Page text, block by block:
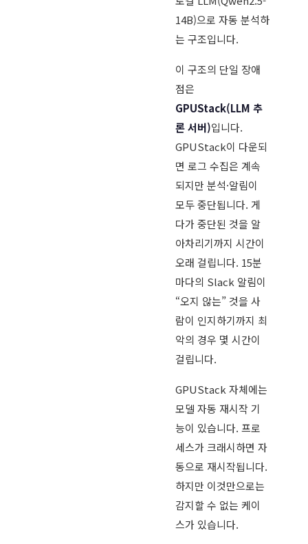
14B)으로 자동 분석하
는 구조입니다.
이 구조의 단일 장애
점은
GPUStack(LLM 추
론 서버)입니다.
GPUStack이 다운되
면 로그 수집은 계속
되지만 분석·알림이
모두 중단됩니다. 게
다가 중단된 것을 알
아차리기까지 시간이
오래 걸립니다. 15분
마다의 Slack 알림이
“오지 않는” 것을 사
람이 인지하기까지 최
악의 경우 몇 시간이
걸립니다.
GPUStack 자체에는
모델 자동 재시작 기
능이 있습니다. 프로
세스가 크래시하면 자
동으로 재시작됩니다.
하지만 이것만으로는
감지할 수 없는 케이
스가 있습니다.